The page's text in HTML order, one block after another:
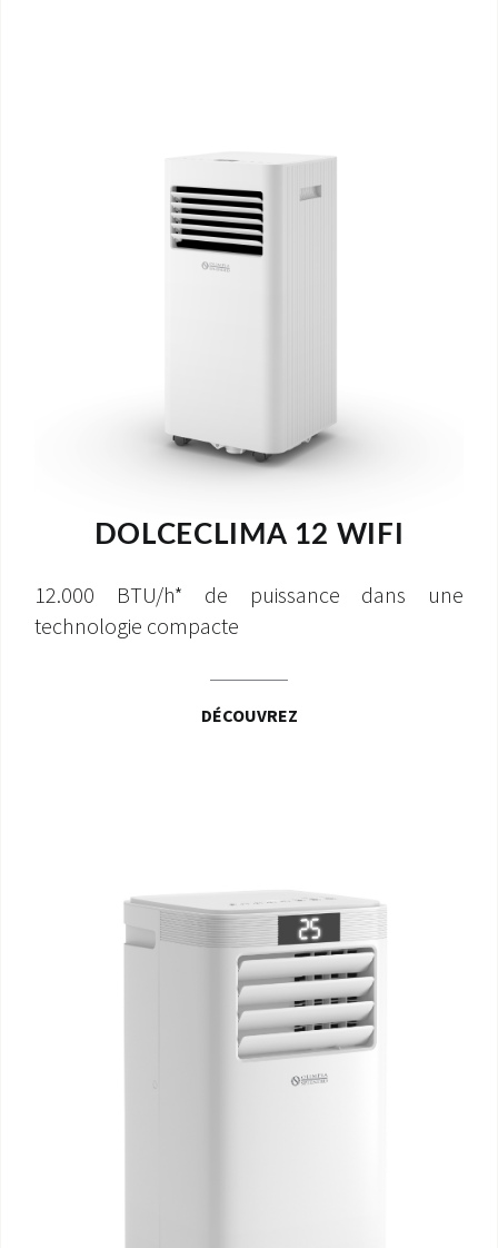
DOLCECLIMA 12 WIFI
12.000 BTU/h* de puissance dans une
technologie compacte
DÉCOUVREZ